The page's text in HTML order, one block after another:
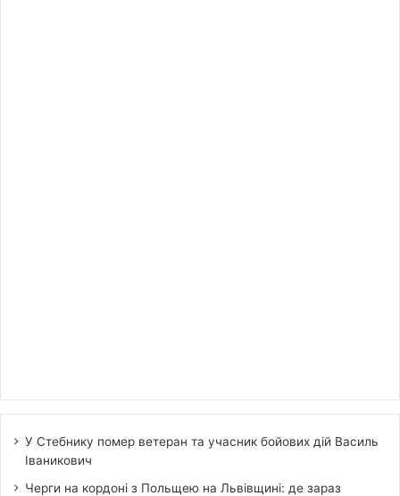
У Стебнику помер ветеран та учасник бойових дій Василь
Іваникович
Черги на кордоні з Польщею на Львівщині: де зараз